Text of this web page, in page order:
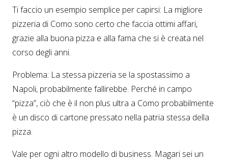
Ti faccio un esempio semplice per capirsi: La migliore
pizzeria di Como sono certo che faccia ottimi affari,
grazie alla buona pizza e alla fama che si è creata nel
corso degli anni.
Problema: La stessa pizzeria se la spostassimo a
Napoli, probabilmente fallirebbe. Perché in campo
“pizza”, ciò che è il non plus ultra a Como probabilmente
è un disco di cartone pressato nella patria stessa della
pizza.
Vale per ogni altro modello di business. Magari sei un